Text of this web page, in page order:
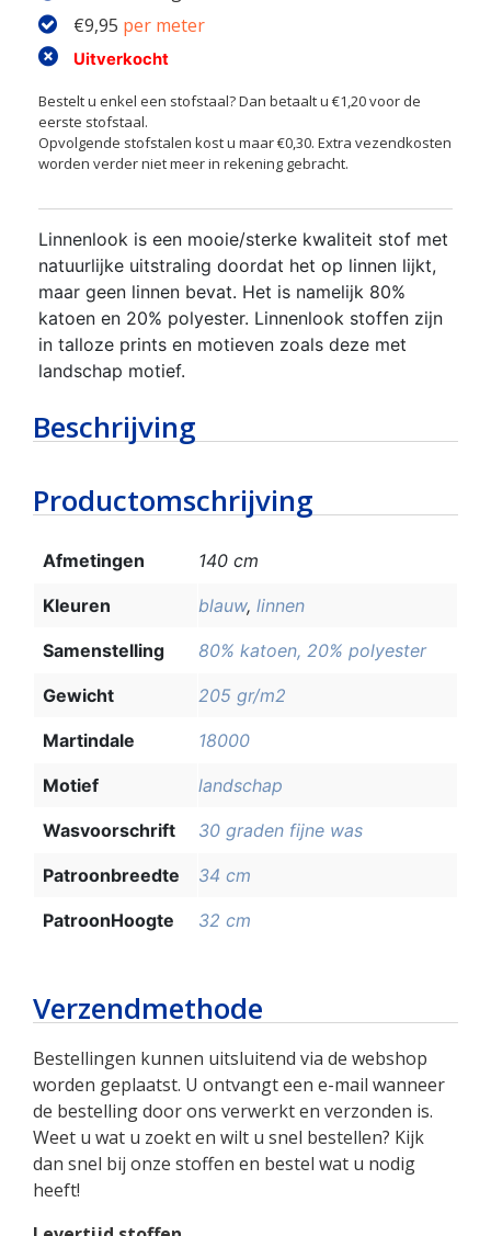
€9,95 per meter
Uitverkocht
Bestelt u enkel een stofstaal? Dan betaalt u €1,20 voor de
eerste stofstaal.
Opvolgende stofstalen kost u maar €0,30. Extra vezendkosten
worden verder niet meer in rekening gebracht.
Linnenlook is een mooie/sterke kwaliteit stof met
natuurlijke uitstraling doordat het op linnen lijkt,
maar geen linnen bevat. Het is namelijk 80%
katoen en 20% polyester. Linnenlook stoffen zijn
in talloze prints en motieven zoals deze met
landschap motief.
Beschrijving
Productomschrijving
Afmetingen 140 cm
Kleuren blauw, linnen
Samenstelling 80% katoen, 20% polyester
Gewicht 205 gr/m2
Martindale 18000
Motief landschap
Wasvoorschrift 30 graden fijne was
Patroonbreedte 34 cm
PatroonHoogte 32 cm
Verzendmethode
Bestellingen kunnen uitsluitend via de webshop
worden geplaatst. U ontvangt een e-mail wanneer
de bestelling door ons verwerkt en verzonden is.
Weet u wat u zoekt en wilt u snel bestellen? Kijk
dan snel bij onze stoffen en bestel wat u nodig
heeft!